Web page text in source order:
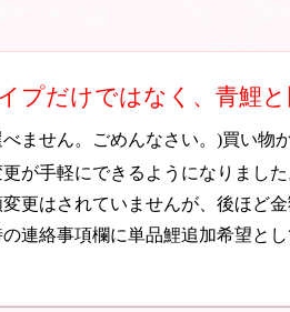
プだけではなく、青鯉
ません。ごめんなさい。)買い物
が手軽にできるようになりました
更はされていませんが、後ほど
連絡事項欄に単品鯉追加希望と